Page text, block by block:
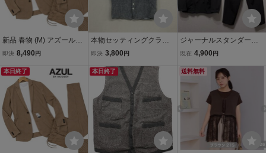
新品 春物 (M) アズールバ
イマウジー AZUL BY M
フル セットアップ スー
ツ ベージュ テーラー
ド イージー パンツ
即決 8,490 円
本物セッティングクラッ
クスSETTINGCRACKSメ
ストメンズサーフビジネ
ススーツモードゴルフド
レスバイカーグレー2M
即決 3,800 円
ジャーナルスタンダードJ
OURNAL STANDARDセ
エットLダークグレー墨黒
ダブルWテーラードジャ
ケット+イージースラック
ス
現在 4,900 円
本日終了 本日終了 送料無料